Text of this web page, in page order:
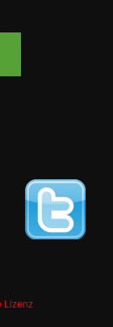
Lizenz